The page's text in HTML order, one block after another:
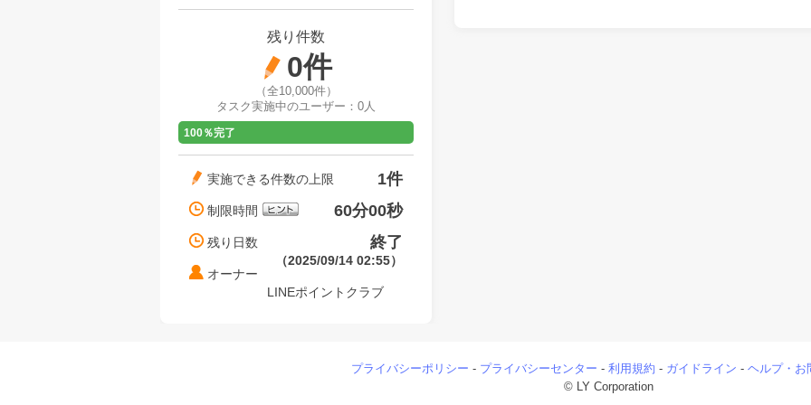
残り件数
0件
（全10,000件）
タスク実施中のユーザー： 0人
100％完了
実施できる件数の上限 1件
制限時間 60分00秒
残り日数 終了
（2025/09/14 02:55）
オーナー
LINEポイントクラブ
プライバシーポリシー - プライバシーセンター - 利用規約 - ガイドライン - ヘルプ・お
© LY Corporation